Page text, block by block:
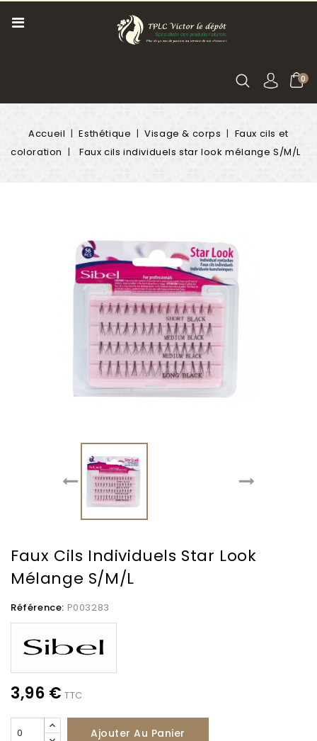
0
Accueil Esthétique Visage & corps
Faux cils et
coloration
Faux cils individuels star look mélange S/M/L
Faux Cils Individuels Star Look
Mélange S/M/L
Référence: P003283
3,96 € TTC
Ajouter Au Panier